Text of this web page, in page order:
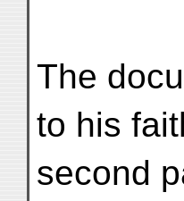
The
to his
second